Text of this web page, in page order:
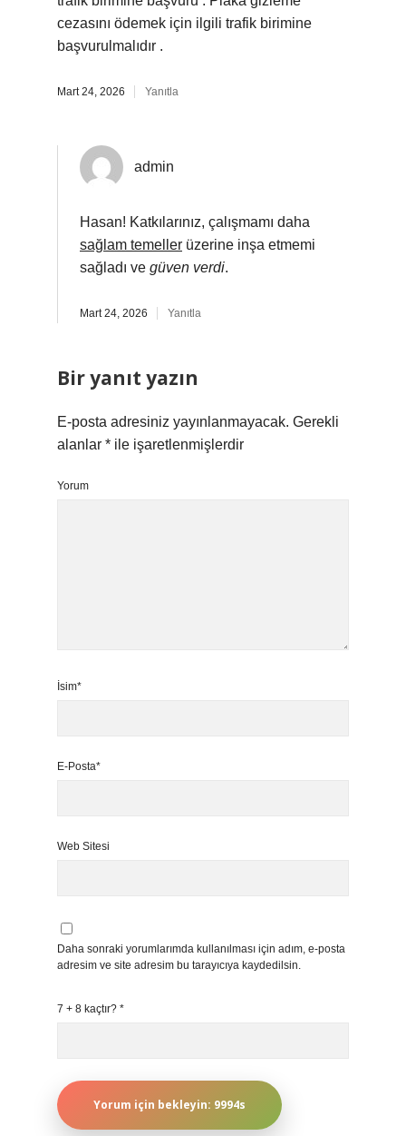
cezasını ödemek için ilgili trafik birimine
başvurulmalıdır .
Mart 24, 2026 Yanıtla
admin
Hasan! Katkılarınız, çalışmamı daha
sağlam temeller üzerine inşa etmemi
sağladı ve güven verdi.
Mart 24, 2026 Yanıtla
Bir yanıt yazın
E-posta adresiniz yayınlanmayacak. Gerekli
alanlar * ile işaretlenmişlerdir
Yorum
İsim*
E-Posta*
Web Sitesi
Daha sonraki yorumlarımda kullanılması için adım, e-posta
adresim ve site adresim bu tarayıcıya kaydedilsin.
7 + 8 kaçtır? *